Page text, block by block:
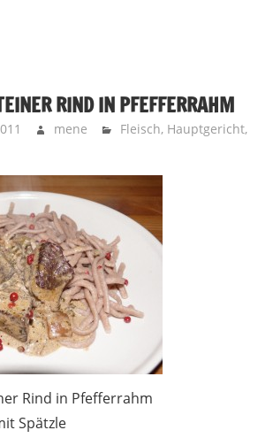
RIND IN PFEFFERRAHM
mene Fleisch, Hauptgericht,
Rind in Pfefferrahm
Spätzle